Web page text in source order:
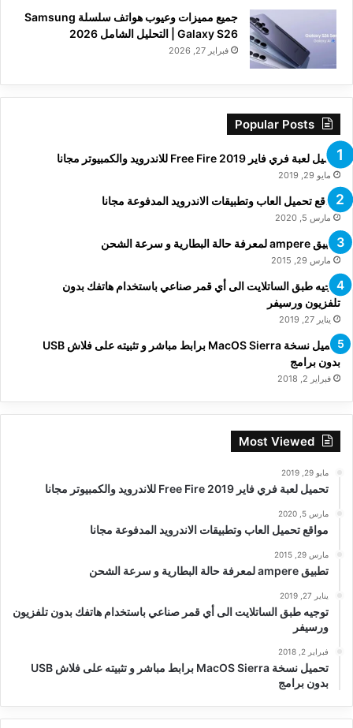
جميع مميزات وعيوب هواتف سلسلة Samsung
Galaxy S26 | التحليل الشامل 2026
فبراير 27, 2026
Popular Posts
تحميل لعبة فري فاير Free Fire 2019 للاندرويد والكمبيوتر مجانا
مايو 29, 2019
مواقع تحميل العاب وتطبيقات الاندرويد المدفوعة مجانا
مارس 5, 2020
تطبيق ampere لمعرفة حالة البطارية و سرعة الشحن
مارس 29, 2015
توجيه طبق الساتلايت الى أي قمر صناعي باستخدام هاتفك بدون
تلفزيون ورسيفر
يناير 27, 2019
تحميل نسخة MacOS Sierra برابط مباشر و تثبيته على فلاش USB
بدون برامج
فبراير 2, 2018
Most Viewed
مايو 29, 2019
تحميل لعبة فري فاير Free Fire 2019 للاندرويد والكمبيوتر مجانا
مارس 5, 2020
مواقع تحميل العاب وتطبيقات الاندرويد المدفوعة مجانا
مارس 29, 2015
تطبيق ampere لمعرفة حالة البطارية و سرعة الشحن
يناير 27, 2019
توجيه طبق الساتلايت الى أي قمر صناعي باستخدام هاتفك بدون تلفزيون
ورسيفر
فبراير 2, 2018
تحميل نسخة MacOS Sierra برابط مباشر و تثبيته على فلاش USB
بدون برامج